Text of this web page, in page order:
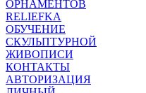
ОРНАМЕНТОВ
RELIEFKA
ОБУЧЕНИЕ
СКУЛЬПТУРНОЙ
ЖИВОПИСИ
КОНТАКТЫ
АВТОРИЗАЦИЯ